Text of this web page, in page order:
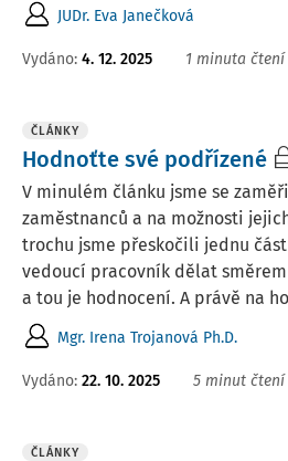
JUDr. Eva Janečková
Vydáno: 4. 12. 2025 1 minuta čtení
ČLÁNKY
Hodnoťte své podřízené
V minulém článku jsme se
zaměstnanců a na možnosti
trochu jsme přeskočili jednu
vedoucí pracovník dělat
a tou je hodnocení. A právě na
Mgr. Irena Trojanová Ph.D.
Vydáno: 22. 10. 2025 5 minut čtení
ČLÁNKY